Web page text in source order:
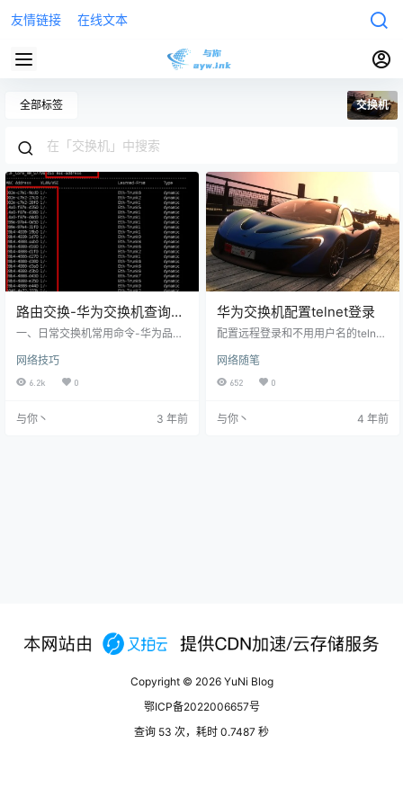
友情链接 在线文本
全部标签 交换机
路由交换-华为交换机查询
MAC/ARP配置电脑地址实战
一、日常交换机常用命令-华为品牌
【查
看运行的配置】 dis mac-add
【查看路由表】 d
网络技巧
6.2k 0
与你丶 3 年前
华为交换机配置telnet登录
配置远程登录和不用用户名的telnet
erver enable 2、创建远程账户： a
aa local-user huawei password ci
ocal-user huawei service-type tel
网络随笔
652 0
与你丶 4 年前
Copyright © 2026YuNi Blog
鄂ICP备2022006657号
查询 53 次，耗时 0.7487 秒